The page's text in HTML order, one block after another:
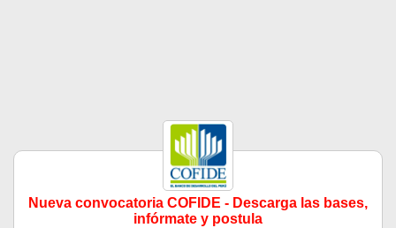
Nueva convocatoria COFIDE - Descarga las bases,
infórmate y postula